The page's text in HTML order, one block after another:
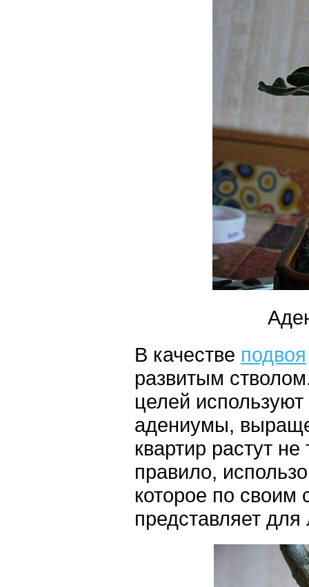
В качестве подвоя
развитым
целей
адениумы,
квартир растут
правило,
которое по своим
представляет